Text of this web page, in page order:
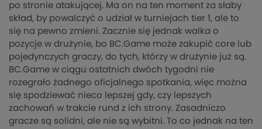
po stronie atakującej. Ma on na ten moment za słaby
skład, by powalczyć o udział w turniejach tier 1, ale to
się na pewno zmieni. Zacznie się jednak walka o
pozycje w drużynie, bo BC.Game może zakupić core lub
pojedynczych graczy, do tych, którzy w drużynie już są.
BC.Game w ciągu ostatnich dwóch tygodni nie
rozegrało żadnego oficjalnego spotkania, więc można
się spodziewać nieco lepszej gdy, czy lepszych
zachowań w trakcie rund z ich strony. Zasadniczo
gracze są solidni, ale nie są wybitni. To co jednak na ten